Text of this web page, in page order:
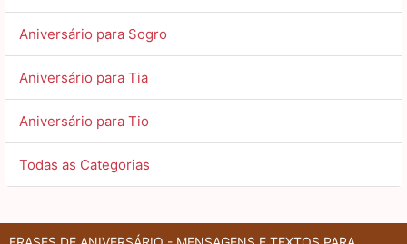
Aniversário para Sogro
Aniversário para Tia
Aniversário para Tio
Todas as Categorias